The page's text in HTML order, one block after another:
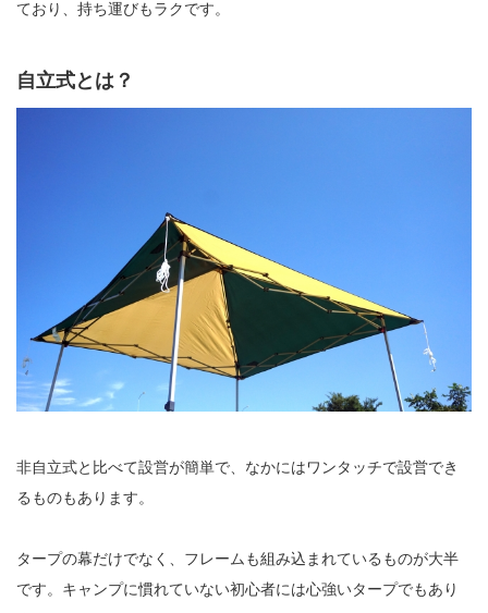
ており、持ち運びもラクです。
自立式とは？
非自立式と比べて設営が簡単で、なかにはワンタッチで設営でき
るものもあります。
タープの幕だけでなく、フレームも組み込まれているものが大半
です。キャンプに慣れていない初心者には心強いタープでもあり